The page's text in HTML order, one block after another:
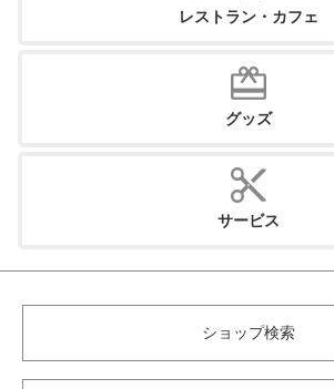
レストラン・カフェ
グッズ
サービス
ショップ検索